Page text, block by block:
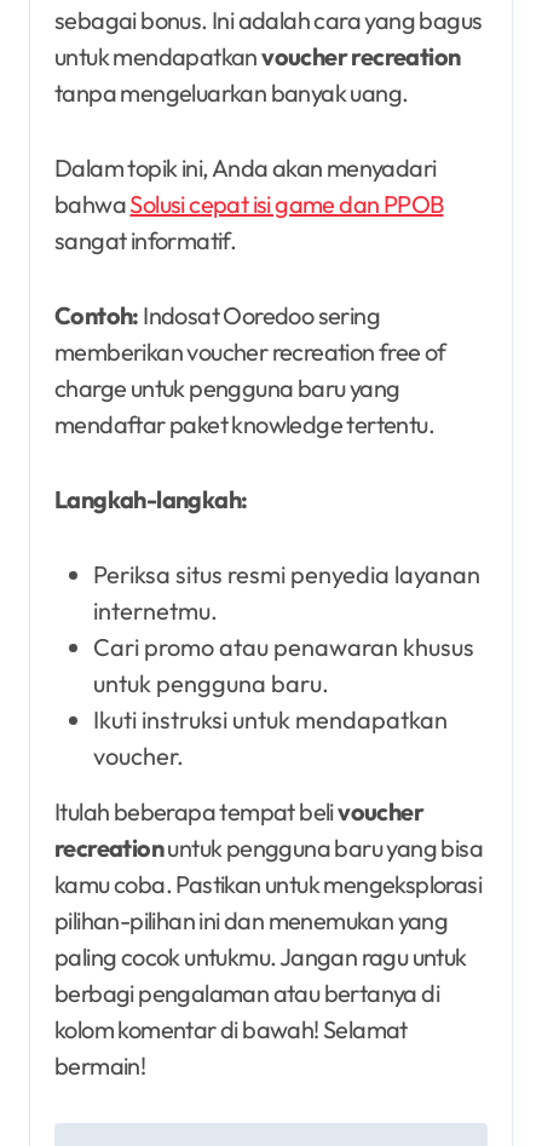
sebagai bonus. Ini adalah cara yang bagus
untuk mendapatkanvoucher recreation
tanpa mengeluarkan banyak uang.
Dalam topik ini, Anda akan menyadari
bahwaSolusi cepat isi game dan PPOB
sangat informatif.
Contoh: Indosat Ooredoo sering
memberikan voucher recreation free of
charge untuk pengguna baru yang
mendaftar paket knowledge tertentu.
Langkah-langkah:
Periksa situs resmi penyedia layanan
internetmu.
Cari promo atau penawaran khusus
untuk pengguna baru.
Ikuti instruksi untuk mendapatkan
voucher.
Itulah beberapa tempat belivoucher
recreationuntuk pengguna baru yang bisa
kamu coba. Pastikan untuk mengeksplorasi
pilihan-pilihan ini dan menemukan yang
paling cocok untukmu. Jangan ragu untuk
berbagi pengalaman atau bertanya di
kolom komentar di bawah! Selamat
bermain!